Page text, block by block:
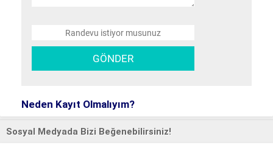
Neden Kayıt Olmalıyım?
Sosyal Medyada Bizi Beğenebilirsiniz!